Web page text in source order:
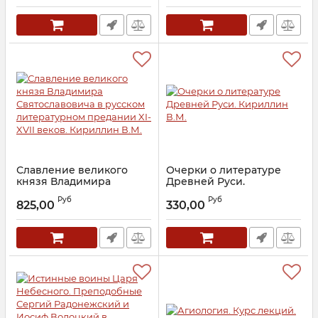
история и
современность.
Архимандрит Дамаскин
Славление великого
князя Владимира
Святославовича в
русском литературном
Кириллин В.М.
28533
825,00 Руб
Очерки о литературе
Древней Руси.
Кириллин В.М.
Артикул: 17886
330,00 Руб